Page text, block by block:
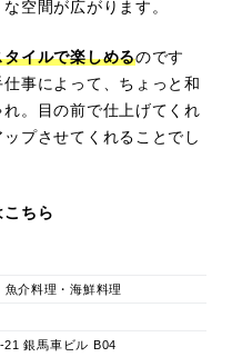
空間が広がります。
イルで楽しめるのです
事によって、ちょっと和
。目の前で仕上げてくれ
プさせてくれることでし
ちら
介料理・海鮮料理
21 銀馬車ビル B04